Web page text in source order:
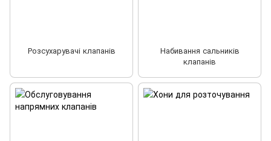
Розсухарувачі клапанів
Набивання сальників
клапанів